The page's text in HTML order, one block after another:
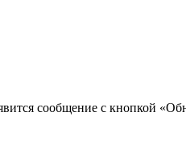
сообщение с кнопкой